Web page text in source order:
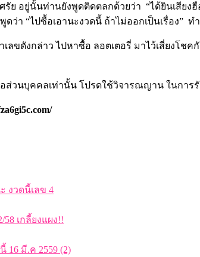
รัย อยู่นั้นท่านยังพูดติดตลกด้วยว่า “ได้ยินเสีย
ดว่า “ไปซื้อเอานะงวดนี้ ถ้าไม่ออกเป็นเรื่อง”
ขดังกล่าว ไปหาซื้อ ลอตเตอรี่ มาไว้เสี่ยงโชค
ชื่อส่วนบุคคลเท่านั้น โปรดใช้วิจารณญาน ในกา
งวดนี้เลข 4
เกลี้ยงแผง!!
16 มี.ค 2559 (2)